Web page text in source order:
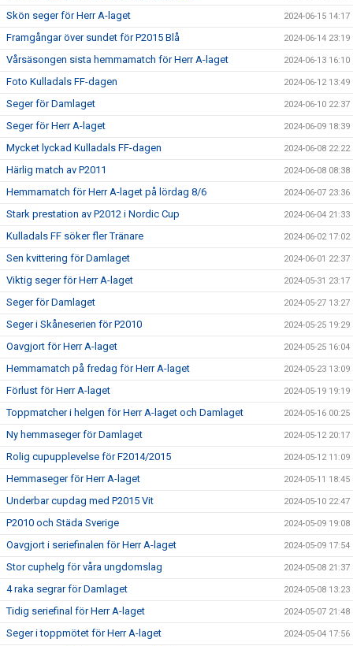
Skön seger för Herr A-laget 2024-06-15 14:17
Framgångar över sundet för P2015 Blå 2024-06-14 23:19
Vårsäsongen sista hemmamatch för Herr A-laget 2024-06-13 16:10
Foto Kulladals FF-dagen 2024-06-12 13:49
Seger för Damlaget 2024-06-10 22:37
Seger för Herr A-laget 2024-06-09 18:39
Mycket lyckad Kulladals FF-dagen 2024-06-08 22:22
Härlig match av P2011 2024-06-08 08:38
Hemmamatch för Herr A-laget på lördag 8/6 2024-06-07 23:36
Stark prestation av P2012 i Nordic Cup 2024-06-04 21:33
Kulladals FF söker fler Tränare 2024-06-02 17:02
Sen kvittering för Damlaget 2024-06-01 22:37
Viktig seger för Herr A-laget 2024-05-31 23:17
Seger för Damlaget 2024-05-27 13:27
Seger i Skåneserien för P2010 2024-05-25 19:29
Oavgjort för Herr A-laget 2024-05-25 16:04
Hemmamatch på fredag för Herr A-laget 2024-05-23 13:09
Förlust för Herr A-laget 2024-05-19 19:19
Toppmatcher i helgen för Herr A-laget och Damlaget 2024-05-16 00:25
Ny hemmaseger för Damlaget 2024-05-12 20:17
Rolig cupupplevelse för F2014/2015 2024-05-12 11:09
Hemmaseger för Herr A-laget 2024-05-11 18:45
Underbar cupdag med P2015 Vit 2024-05-10 22:47
P2010 och Städa Sverige 2024-05-09 19:08
Oavgjort i seriefinalen för Herr A-laget 2024-05-09 17:54
Stor cuphelg för våra ungdomslag 2024-05-08 21:37
4 raka segrar för Damlaget 2024-05-08 13:23
Tidig seriefinal för Herr A-laget 2024-05-07 21:48
Seger i toppmötet för Herr A-laget 2024-05-04 17:56